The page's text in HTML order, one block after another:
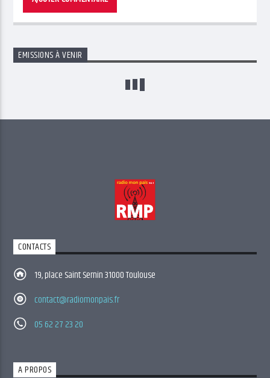
EMISSIONS À VENIR
CONTACTS
19, place Saint Sernin 31000 Toulouse
contact@radiomonpais.fr
05 62 27 23 20
A PROPOS